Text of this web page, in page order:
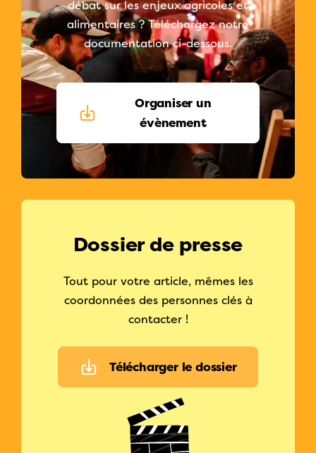
débat sur les enjeux agricoles et
alimentaires ? Téléchargez notre
documentation ci-dessous.
Organiser un
évènement
Dossier de presse
Tout pour votre article, mêmes les
coordonnées des personnes clés à
contacter !
Télécharger le dossier